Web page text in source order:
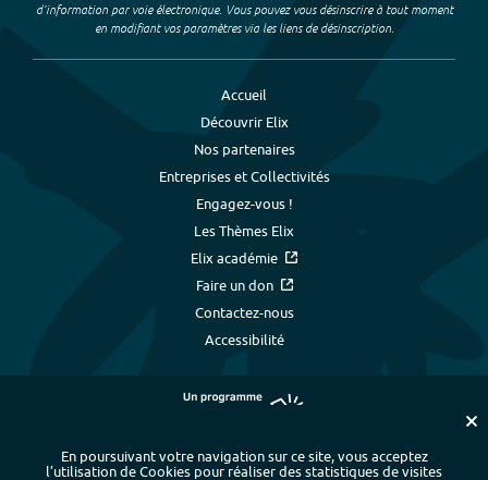
d’information par voie électronique. Vous pouvez vous désinscrire à tout moment
en modifiant vos paramètres via les liens de désinscription.
Accueil
Découvrir Elix
Nos partenaires
Entreprises et Collectivités
Engagez-vous !
Les Thèmes Elix
Elix académie
Faire un don
Contactez-nous
Accessibilité
En poursuivant votre navigation sur ce site, vous acceptez
l’utilisation de Cookies pour réaliser des statistiques de visites